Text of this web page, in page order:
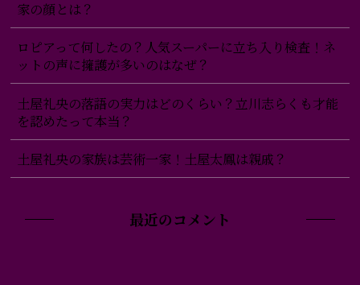
家の顔とは？
ロピアって何したの？人気スーパーに立ち入り検査！ネ
ットの声に擁護が多いのはなぜ？
土屋礼央の落語の実力はどのくらい？立川志らくも才能
を認めたって本当？
土屋礼央の家族は芸術一家！土屋太鳳は親戚？
最近のコメント